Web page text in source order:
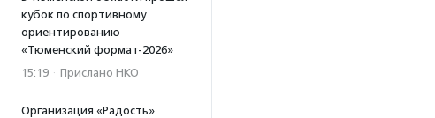
кубок по спортивному
ориентированию
«Тюменский формат-2026»
15:19 · Прислано НКО
Организация «Радость»